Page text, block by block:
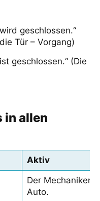
geschlossen.“
Tür – Vorgang)
geschlossen.“ (Die
in allen
Aktiv
Der Mechaniker
Auto.